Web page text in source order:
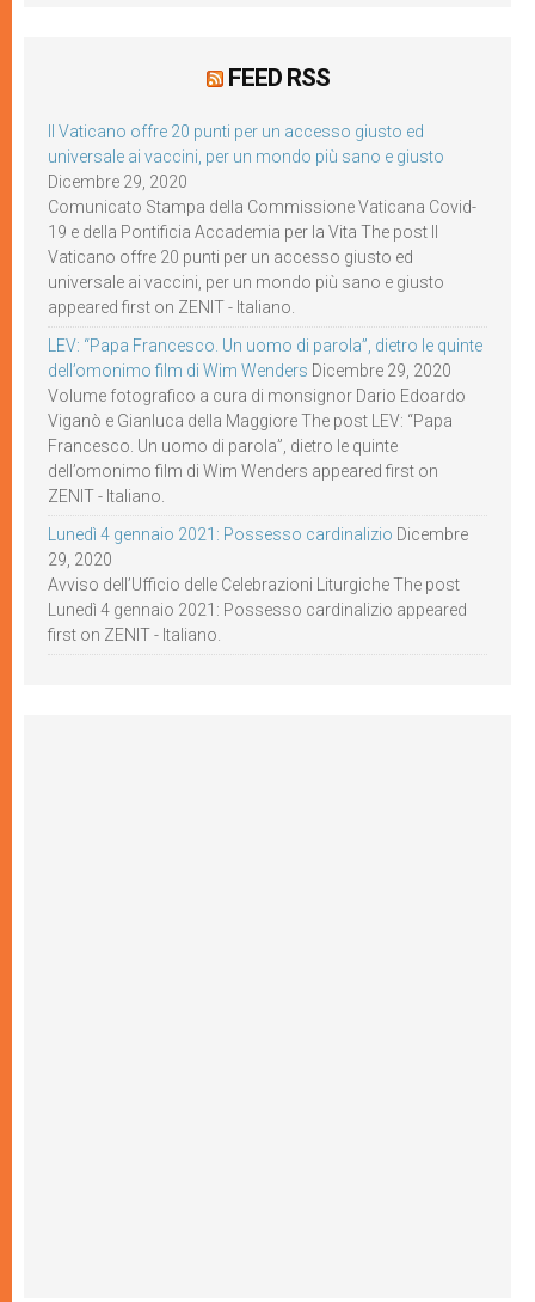
FEED RSS
Il Vaticano offre 20 punti per un accesso giusto ed
universale ai vaccini, per un mondo più sano e giusto
Dicembre 29, 2020
Comunicato Stampa della Commissione Vaticana Covid-
19 e della Pontificia Accademia per la Vita The post Il
Vaticano offre 20 punti per un accesso giusto ed
universale ai vaccini, per un mondo più sano e giusto
appeared first on ZENIT - Italiano.
LEV: “Papa Francesco. Un uomo di parola”, dietro le quinte
dell’omonimo film di Wim Wenders Dicembre 29, 2020
Volume fotografico a cura di monsignor Dario Edoardo
Viganò e Gianluca della Maggiore The post LEV: “Papa
Francesco. Un uomo di parola”, dietro le quinte
dell’omonimo film di Wim Wenders appeared first on
ZENIT - Italiano.
Lunedì 4 gennaio 2021: Possesso cardinalizio Dicembre
29, 2020
Avviso dell’Ufficio delle Celebrazioni Liturgiche The post
Lunedì 4 gennaio 2021: Possesso cardinalizio appeared
first on ZENIT - Italiano.